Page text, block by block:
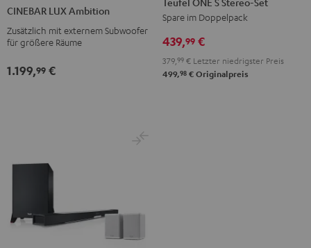
SchwarzSchwarz
Weiß
CINEBAR LUX Ambition
Zusätzlich mit externem Subwoofer
für größere Räume
1.199,99 €
S
Set
Schwarz
S
Set
Weiß
Spare im Doppelpack
439,99 €
379, 99 € Letzter niedrigster Preis
499,98 € Originalpreis